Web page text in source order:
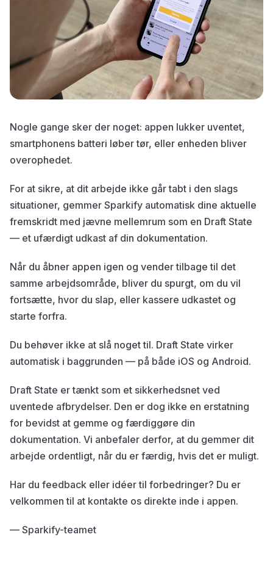
Nogle gange sker der noget: appen lukker uventet,
smartphonens batteri løber tør, eller enheden bliver
overophedet.
For at sikre, at dit arbejde ikke går tabt i den slags
situationer, gemmer Sparkify automatisk dine aktuelle
fremskridt med jævne mellemrum som en Draft State
— et ufærdigt udkast af din dokumentation.
Når du åbner appen igen og vender tilbage til det
samme arbejdsområde, bliver du spurgt, om du vil
fortsætte, hvor du slap, eller kassere udkastet og
starte forfra.
Du behøver ikke at slå noget til. Draft State virker
automatisk i baggrunden — på både iOS og Android.
Draft State er tænkt som et sikkerhedsnet ved
uventede afbrydelser. Den er dog ikke en erstatning
for bevidst at gemme og færdiggøre din
dokumentation. Vi anbefaler derfor, at du gemmer dit
arbejde ordentligt, når du er færdig, hvis det er muligt.
Har du feedback eller idéer til forbedringer? Du er
velkommen til at kontakte os direkte inde i appen.
— Sparkify-teamet